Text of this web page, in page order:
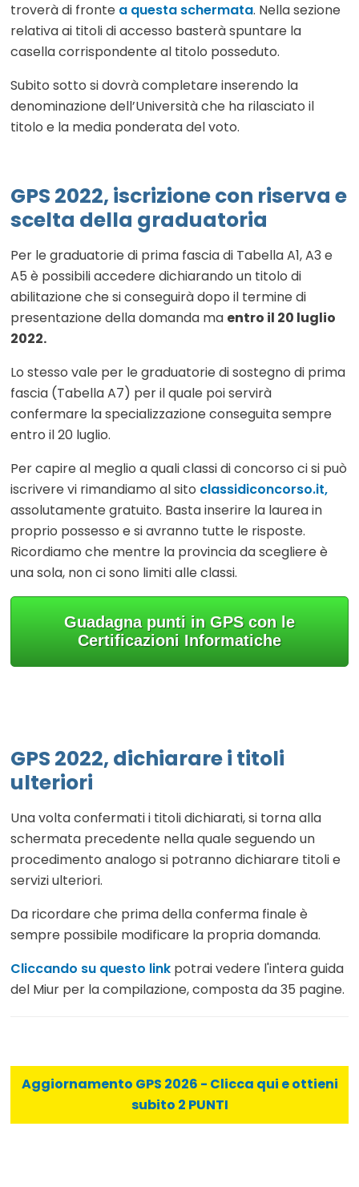
troverà di fronte a questa schermata. Nella sezione
relativa ai titoli di accesso basterà spuntare la
casella corrispondente al titolo posseduto.
Subito sotto si dovrà completare inserendo la
denominazione dell’Università che ha rilasciato il
titolo e la media ponderata del voto.
GPS 2022, iscrizione con riserva e
scelta della graduatoria
Per le graduatorie di prima fascia di Tabella A1, A3 e
A5 è possibili accedere dichiarando un titolo di
abilitazione che si conseguirà dopo il termine di
presentazione della domanda ma entro il 20 luglio
2022.
Lo stesso vale per le graduatorie di sostegno di prima
fascia (Tabella A7) per il quale poi servirà
confermare la specializzazione conseguita sempre
entro il 20 luglio.
Per capire al meglio a quali classi di concorso ci si può
iscrivere vi rimandiamo al sito classidiconcorso.it,
assolutamente gratuito. Basta inserire la laurea in
proprio possesso e si avranno tutte le risposte.
Ricordiamo che mentre la provincia da scegliere è
una sola, non ci sono limiti alle classi.
Guadagna punti in GPS con le
Certificazioni Informatiche
GPS 2022, dichiarare i titoli
ulteriori
Una volta confermati i titoli dichiarati,si torna alla
schermata precedente nella quale seguendo un
procedimento analogo si potranno dichiarare titoli e
servizi ulteriori.
Da ricordare che prima della conferma finale è
sempre possibile modificare la propria domanda.
Cliccando su questo link potrai vedere l'intera guida
del Miur per la compilazione, composta da 35 pagine.
Aggiornamento GPS 2026 - Clicca qui e ottieni
subito 2 PUNTI